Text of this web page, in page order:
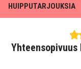
HUIPPUTARJOUKSIA
Yhteensopivuus